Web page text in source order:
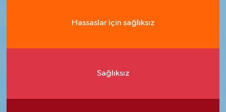
Hassaslar için sağlıksız
Sağlıksız